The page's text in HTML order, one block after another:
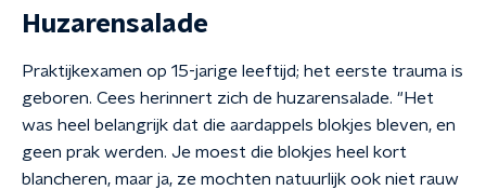
Huzarensalade
Praktijkexamen op 15-jarige leeftijd; het eerste trauma is
geboren. Cees herinnert zich de huzarensalade. "Het
was heel belangrijk dat die aardappels blokjes bleven, en
geen prak werden. Je moest die blokjes heel kort
blancheren, maar ja, ze mochten natuurlijk ook niet rauw